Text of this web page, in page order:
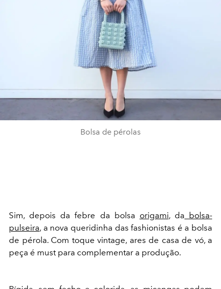
Bolsa de pérolas
Sim, depois da febre da bolsa origami, da bolsa-
pulseira, a nova queridinha das fashionistas é a bolsa
de pérola. Com toque vintage, ares de casa de vó, a
peça é must para complementar a produção.